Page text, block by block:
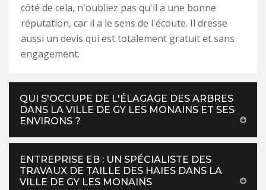
côté de cela, n'oubliez pas qu'il a une bonne
réputation, car il a le sens de l'écoute. Il dresse
aussi un devis qui est totalement gratuit et sans
engagement.
QUI S'OCCUPE DE L'ÉLAGAGE DES ARBRES
DANS LA VILLE DE GY LES MONAINS ET SES
ENVIRONS ?
ENTREPRISE EB : UN SPÉCIALISTE DES
TRAVAUX DE TAILLE DES HAIES DANS LA
VILLE DE GY LES MONAINS